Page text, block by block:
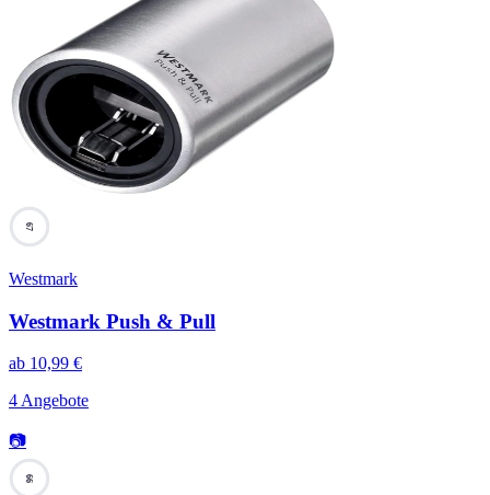
67
Westmark
Westmark Push & Pull
ab 10,99 €
4 Angebote
📷
66